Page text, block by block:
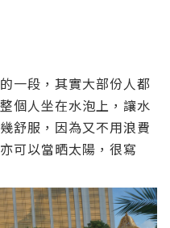
一段，其實大部份人都
個人坐在水泡上，讓水
舒服，因為又不用浪費
可以當晒太陽，很寫